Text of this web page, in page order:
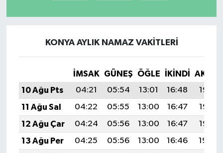
KONYA AYLIK NAMAZ VAKITLERI
İMSAK GÜNEŞ ÖĞLE İKINDI
10 Ağu Pts
04:21 05:54 13:01 16:48
19:57
11 Ağu Sal
04:22 05:55 13:00 16:47
19:56
12 Ağu Çar
04:24 05:56 13:00 16:47
19:55
13 Ağu Per
04:25 05:56 13:00 16:46
19:54